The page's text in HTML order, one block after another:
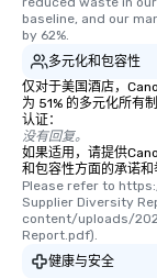
baseline, and our
by 62%.
多元化和包容性
仅对于美国酒店，
为 51% 的多元化所有
认证：
没有回复。
如果适用，请提供
和包容性方面的承诺和
Please refer to
Supplier Diversity
content/uploads/
Report.pdf).
健康与安全